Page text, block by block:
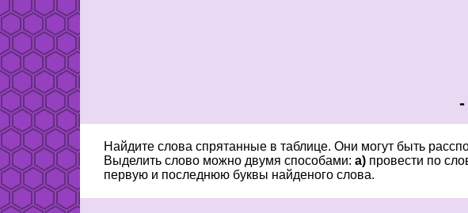
-
Найдите слова спрятанные в таблице. Они могут быть
Выделить слово можно двумя способами: a)провести по
первую и последнюю буквы найденого слова.